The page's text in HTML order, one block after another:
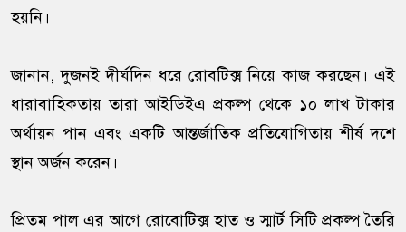
হয়নি।
জানান, দুজনই দীর্ঘদিন ধরে রোবটিক্স নিয়ে কাজ করছেন। এই
ধারাবাহিকতায় তারা আইডিইএ প্রকল্প থেকে ১০ লাখ টাকার
অর্থায়ন পান এবং একটি আন্তর্জাতিক প্রতিযোগিতায় শীর্ষ দশে
স্থান অর্জন করেন।
প্রিতম পাল এর আগে রোবোটিক্স হাত ও স্মার্ট সিটি প্রকল্প তৈরি